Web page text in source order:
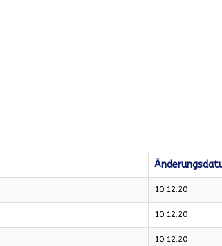
10.12.20
10.12.20
10.12.20